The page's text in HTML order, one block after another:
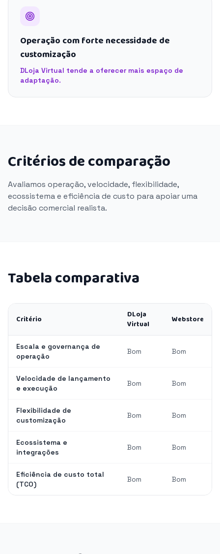
Operação com forte necessidade de
customização
DLoja Virtual tende a oferecer mais espaço de
adaptação.
Critérios de comparação
Avaliamos operação, velocidade, flexibilidade,
ecossistema e eficiência de custo para apoiar uma
decisão comercial realista.
Tabela comparativa
Critério
DLoja
Virtual
Webstore
Escala e governança de
operação
Bom Bom
Velocidade de lançamento
e execução
Bom Bom
Flexibilidade de
customização
Bom Bom
Ecossistema e
integrações
Bom Bom
Eficiência de custo total
(TCO)
Bom Bom